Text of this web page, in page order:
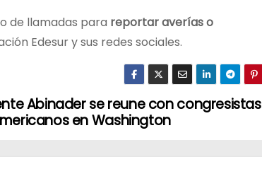
de llamadas para reportar averías o
Edesur y sus redes sociales.
Abinader se reune con congresistas
en Washington